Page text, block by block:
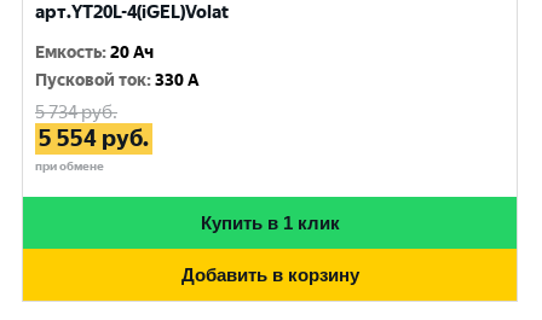
арт.YT20L-4(iGEL)Volat
Емкость:20 Ач
Пусковой ток:330 A
5 734руб.
5 554 руб.
при обмене
Купить в 1 клик
Добавить в корзину